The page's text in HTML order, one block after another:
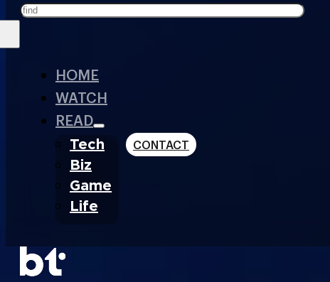
HOME
WATCH
READ
Tech
Biz
Game
Life
CONTACT